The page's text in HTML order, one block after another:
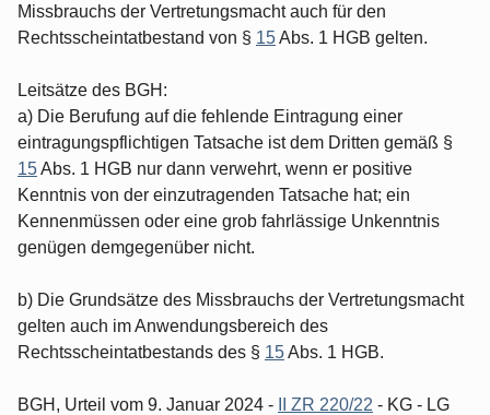
Missbrauchs der Vertretungsmacht auch für den
Rechtsscheintatbestand von § 15Abs. 1 HGB gelten.
Leitsätze des BGH:
a) Die Berufung auf die fehlende Eintragung einer
eintragungspflichtigen Tatsache ist dem Dritten gemäß §
15Abs. 1 HGB nur dann verwehrt, wenn er positive
Kenntnis von der einzutragenden Tatsache hat; ein
Kennenmüssen oder eine grob fahrlässige Unkenntnis
genügen demgegenüber nicht.
b) Die Grundsätze des Missbrauchs der Vertretungsmacht
gelten auch im Anwendungsbereich des
Rechtsscheintatbestands des § 15Abs. 1 HGB.
BGH, Urteil vom 9. Januar 2024 - II ZR 220/22 - KG - LG